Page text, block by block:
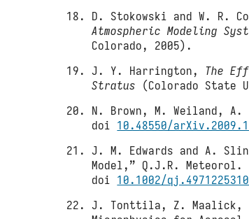
D. Stokowski and W. R.
Atmospheric Modeling
Colorado, 2005).
J. Y. Harrington, The
Stratus (Colorado State
N. Brown, M. Weiland,
doi 10.48550/
J. M. Edwards and A.
Model,” Q.J.R. Meteorol.
doi 10.1002/
J. Tonttila, Z. Maalick,